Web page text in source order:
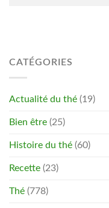
CATÉGORIES
Actualité du thé (19)
Bien être (25)
Histoire du thé (60)
Recette (23)
Thé (778)